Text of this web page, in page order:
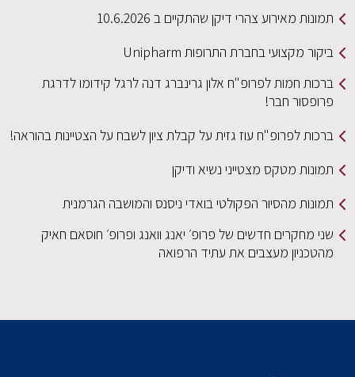
תמונות מאירוע צהרי דיקן שהתקיים ב 10.6.2026
ביקור מקצועי בחברת התרופות Unipharm
ברכות חמות לפרופ"ח אלון גרינברג דנה לרגל קידומו לדרגת
פרופסור חבר!
ברכות לפרופ"ח עוז גזית על קבלת ציון לשבח על הצטיינות בהוראה!
תמונות מטקס מצטייני נשיא ודיקן
תמונות מהסיור הפקולטי בואדי ניסנס והמושבה הגרמנית
שני מחקרים חדשים של פרופ׳ יאנג וואנג ופרופ׳ חוסאם חאיק
מהטכניון מעצבים את עתיד הרפואה